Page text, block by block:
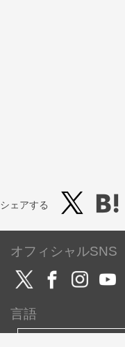
シェアする
オフィシャルSNS
言語